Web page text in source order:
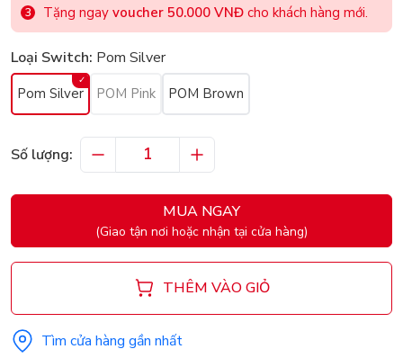
Tặng ngay voucher 50.000 VNĐ cho khách hàng mới.
Loại Switch: Pom Silver
Pom Silver POM Pink POM Brown
Số lượng:
MUA NGAY
(Giao tận nơi hoặc nhận tại cửa hàng)
THÊM VÀO GIỎ
Tìm cửa hàng gần nhất